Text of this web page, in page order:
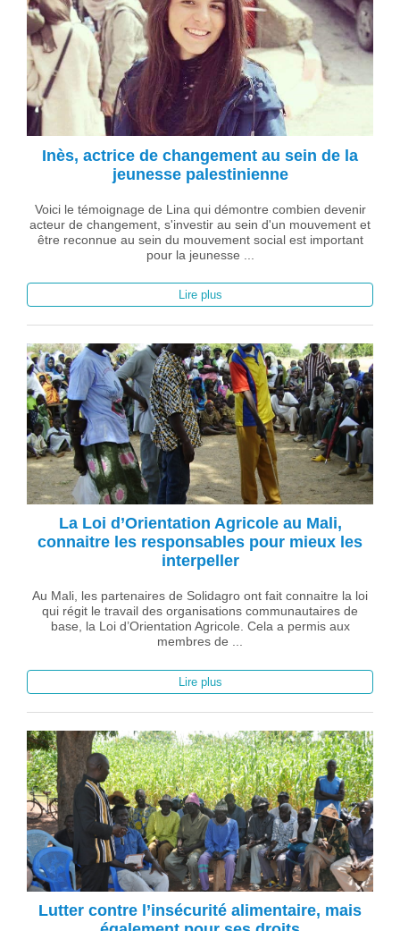
Inès, actrice de changement au sein de la
jeunesse palestinienne
Voici le témoignage de Lina qui démontre combien devenir
acteur de changement, s'investir au sein d'un mouvement et
être reconnue au sein du mouvement social est important
pour la jeunesse ...
Lire plus
La Loi d’Orientation Agricole au Mali,
connaitre les responsables pour mieux les
interpeller
Au Mali, les partenaires de Solidagro ont fait connaitre la loi
qui régit le travail des organisations communautaires de
base, la Loi d’Orientation Agricole. Cela a permis aux
membres de ...
Lire plus
Lutter contre l’insécurité alimentaire, mais